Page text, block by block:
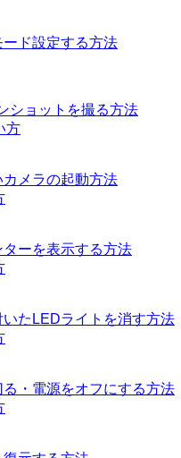
ド設定する方法
ショットを撮る方法
方
メラの起動方法
ーを表示する方法
たLEDライトを消す方法
・電源をオフにする方法